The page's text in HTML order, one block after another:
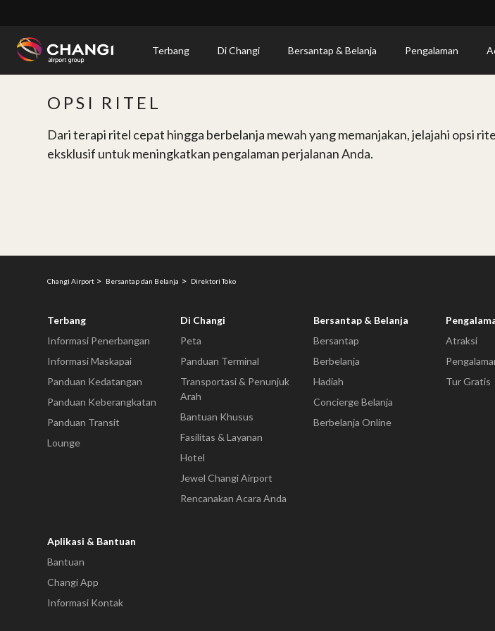
Terbang Di Changi Bersantap & Belanja Pengalaman
Changi
Language
OPSI RITEL
Dari terapi ritel cepat hingga berbelanja mewah yang memanjakan, jelajahi opsi
eksklusif untuk meningkatkan pengalaman perjalanan Anda.
Changi Airport Bersantap dan Belanja Direktori Toko
Terbang
Informasi Penerbangan
Informasi Maskapai
Panduan Kedatangan
Panduan Keberangkatan
Panduan Transit
Lounge
Di Changi
Peta
Panduan Terminal
Transportasi & Penunjuk
Arah
Bantuan Khusus
Fasilitas & Layanan
Hotel
Jewel Changi Airport
Rencanakan Acara Anda
Bersantap & Belanja
Bersantap
Berbelanja
Hadiah
Concierge Belanja
Berbelanja Online
Atraksi
Tur Gratis
Aplikasi & Bantuan
Bantuan
Changi App
Informasi Kontak